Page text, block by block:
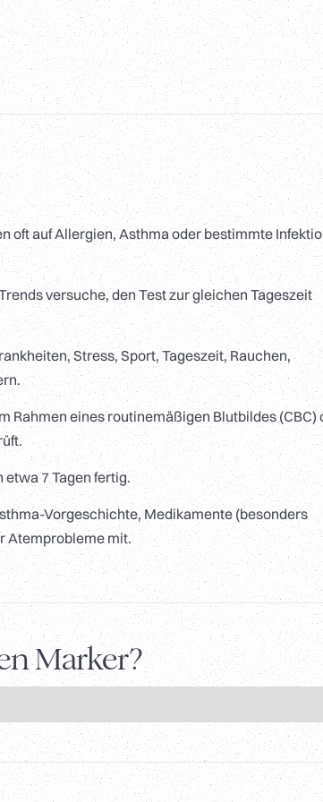
oft auf Allergien, Asthma oder bestimmte
versuche, den Test zur gleichen Tageszeit
Stress, Sport, Tageszeit, Rauchen,
Rahmen eines routinemäßigen Blutbildes (CBC)
7 Tagen fertig.
Vorgeschichte, Medikamente (besonders
Atemprobleme mit.
Marker?